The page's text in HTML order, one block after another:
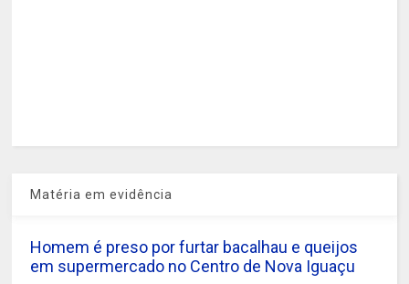
Matéria em evidência
Homem é preso por furtar bacalhau e queijos
em supermercado no Centro de Nova Iguaçu